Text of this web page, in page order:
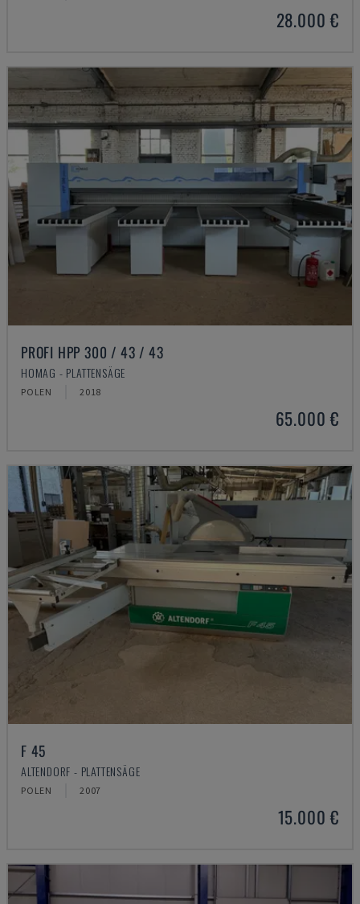
28.000 €
PROFI HPP 300 / 43 / 43
HOMAG - PLATTENSÄGE
POLEN 2018
65.000 €
F 45
ALTENDORF - PLATTENSÄGE
POLEN 2007
15.000 €